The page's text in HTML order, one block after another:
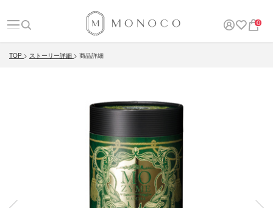
0
TOP ストーリー詳細 商品詳細